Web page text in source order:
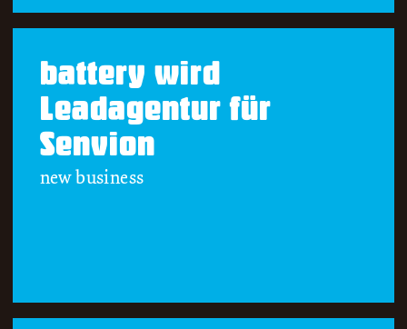
battery wird
Leadagentur für
Senvion
new business